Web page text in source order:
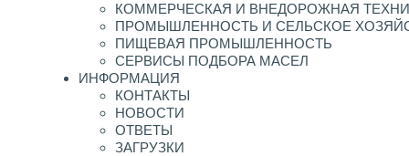
КОММЕРЧЕСКАЯ И ВНЕДОРОЖНАЯ
ПРОМЫШЛЕННОСТЬ И СЕЛЬСКОЕ
ПИЩЕВАЯ ПРОМЫШЛЕННОСТЬ
СЕРВИСЫ ПОДБОРА МАСЕЛ
ИНФОРМАЦИЯ
КОНТАКТЫ
НОВОСТИ
ОТВЕТЫ
ЗАГРУЗКИ